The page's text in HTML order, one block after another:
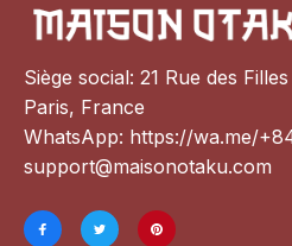
Siège social: 21 Rue des
Paris, France
WhatsApp: https://wa.me/
support@maisonotaku.com